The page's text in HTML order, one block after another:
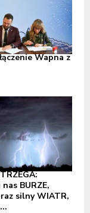
Wapna z
BURZE,
silny WIATR,